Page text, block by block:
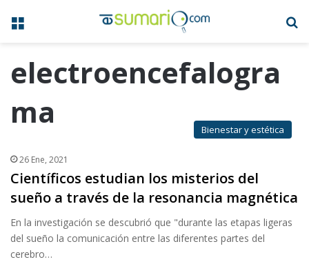
Menú
electroencefalogra
ma
Bienestar y estética
26 Ene, 2021
Científicos estudian los misterios del
sueño a través de la resonancia magnética
En la investigación se descubrió que "durante las etapas ligeras
del sueño la comunicación entre las diferentes partes del
cerebro…